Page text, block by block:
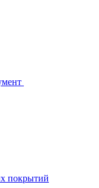
покрытий